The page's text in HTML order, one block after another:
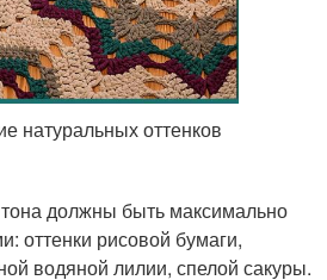
натуральных оттенков
должны быть максимально
оттенки рисовой бумаги,
водяной лилии, спелой сакуры.